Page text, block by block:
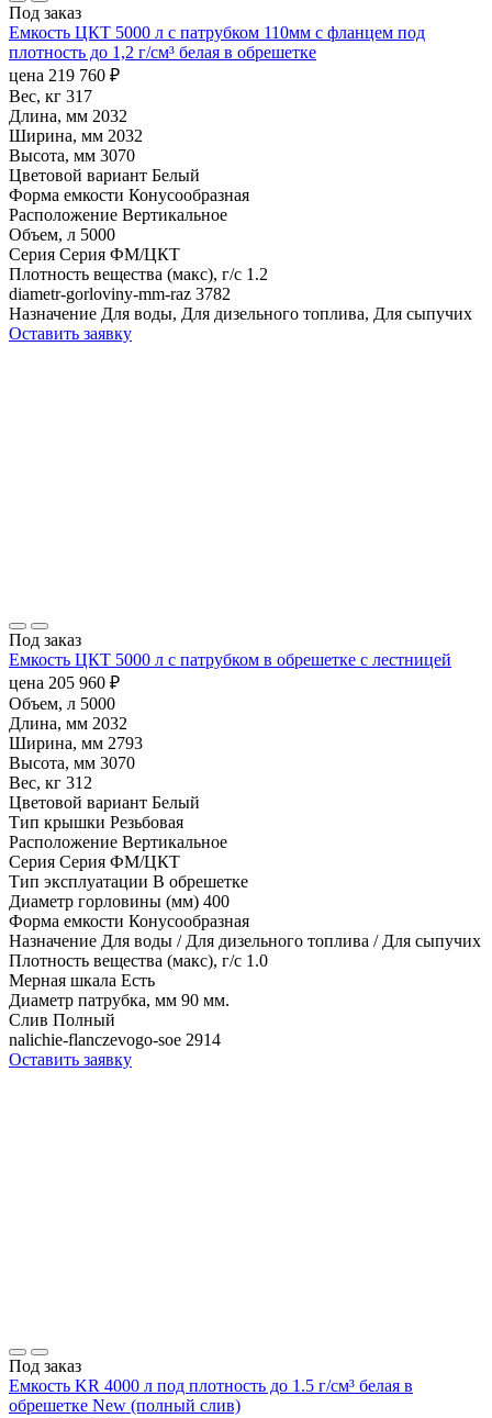
Под заказ
Емкость ЦКТ 5000 л с патрубком 110мм с фланцем под
плотность до 1,2 г/см³ белая в обрешетке
цена 219 760 ₽
Вес, кг 317
Длина, мм 2032
Ширина, мм 2032
Высота, мм 3070
Цветовой вариант Белый
Форма емкости Конусообразная
Расположение Вертикальное
Объем, л 5000
Серия Серия ФМ/ЦКТ
Плотность вещества (макс), г/с 1.2
diametr-gorloviny-mm-raz 3782
Назначение Для воды, Для дизельного топлива, Для сыпучих
Оставить заявку
Под заказ
Емкость ЦКТ 5000 л с патрубком в обрешетке с лестницей
цена 205 960 ₽
Объем, л 5000
Длина, мм 2032
Ширина, мм 2793
Высота, мм 3070
Вес, кг 312
Цветовой вариант Белый
Тип крышки Резьбовая
Расположение Вертикальное
Серия Серия ФМ/ЦКТ
Тип эксплуатации В обрешетке
Диаметр горловины (мм) 400
Форма емкости Конусообразная
Назначение Для воды / Для дизельного топлива / Для сыпучих
Плотность вещества (макс), г/с 1.0
Мерная шкала Есть
Диаметр патрубка, мм 90 мм.
Слив Полный
nalichie-flanczevogo-soe 2914
Оставить заявку
Под заказ
Емкость KR 4000 л под плотность до 1.5 г/см³ белая в
обрешетке New (полный слив)